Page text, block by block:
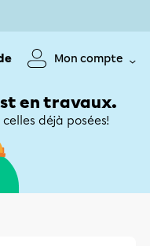
Mon compte
en travaux.
déjà posées!